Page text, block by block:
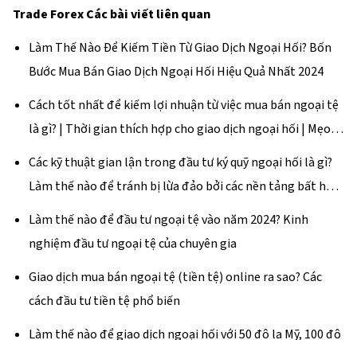
Trade ForexCác bài viết liên quan
Làm Thế Nào Để Kiếm Tiền Từ Giao Dịch Ngoại Hối? Bốn
Bước Mua Bán Giao Dịch Ngoại Hối Hiệu Quả Nhất 2024
Cách tốt nhất để kiếm lợi nhuận từ việc mua bán ngoại tệ
là gì? | Thời gian thích hợp cho giao dịch ngoại hối | Mẹo
kiếm tiền
Các kỹ thuật gian lận trong đầu tư ký quỹ ngoại hối là gì?
Làm thế nào để tránh bị lừa đảo bởi các nền tảng bất hợp
pháp?
Làm thế nào để đầu tư ngoại tệ vào năm 2024? Kinh
nghiệm đầu tư ngoại tệ của chuyên gia
Giao dịch mua bán ngoại tệ (tiền tệ) online ra sao? Các
cách đầu tư tiền tệ phổ biến
Làm thế nào để giao dịch ngoại hối với 50 đô la Mỹ, 100 đô